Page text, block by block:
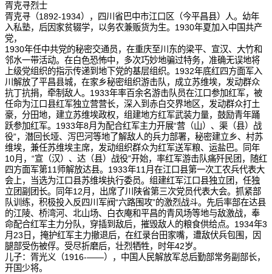
胥克寻烈士
胥克寻（1892-1934），四川省巴中市江口区（今平昌县）人。幼年
入私塾，后因家贫辍学，以务农兼贩货为生。1930年夏加入中国共产
党，
1930年任中共党的秘密交通员，在重庆至川东的梁平、宣汉、大竹和
邻水一带活动。在白色恐怖中，多次巧妙地骗过特务，准确无误地将
上级党组织的指示传递到地下党的基层组织。1932年底红四方面军入
川解放了平昌县城，在家乡秘密组织游击队，成立苏维埃，发动群众
抗丁抗捐，牵制敌人。1933年率百余名游击队员在江口参加红军，被
任命为江口县红军独立营营长，深入到赤白交界地区，发动群众打土
豪，分田地，建立苏维埃政权，组建地方红军武装力量，鼓励青年踊
跃参加红军。1933年8月为配合红军主力开展“营（山）、渠（县）战
役”，潜回长垭、泻巴河等地了解敌人的兵力部署，秘密建立乡、村苏
维埃，兼任苏维埃主席，发动组织群众为红军送军粮、运盐巴。同年
10月，“宣（汉）、达（县）战役”开始，率红军游击队痛歼民团，随红
四方面军第11师解放达县。1933年11月在江口县第一次工农兵代表大
会上，当选为江口县苏维埃执行委员。组建红军江口县独立团，任独
立团副团长。同年12月，出席了川陕省第三次党员代表大会。抓紧部
队训练，积极投入反四川军阀“六路围攻”的激烈战斗。先后率部在达县
的江陵、桥湾河、北山场、白衣庵和平昌的青风场等地与敌激战，奉
命配合红军主力分队，穿插到敌后，摧毁敌人的粮食供给点。1934年3
月23日，掩护红军主力撤退后，在红录台田家嘴，遭敌伏兵包围，因
腿部受伤被俘。受尽折磨后，壮烈牺牲，时年42岁。
儿子：胥光义（1916-——），中国人民解放军总后勤部常务副部长，
开国少将。